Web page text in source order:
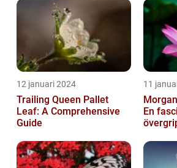
12 januari 2024
Trailing Queen Pallet
Leaf: A Comprehensive
Guide
11
En